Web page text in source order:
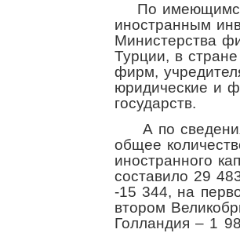
По имеющимся
иностранным
Министерства
Турции, в
фирм,
юридические и
государств.
А по
общее
иностранного
составило 29
-15 344, на
втором
Голландия – 1